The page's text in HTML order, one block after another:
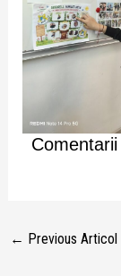
Comentarii
← Previous Articol